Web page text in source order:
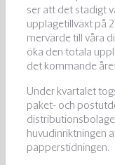
ser att det stadigt
upplagetillväxt på
mervärde till våra
öka den totala
det kommande
Under kvartalet
paket- och
huvudinriktningen
papperstidningen.